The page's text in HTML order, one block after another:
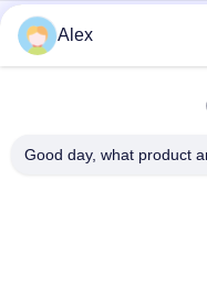
গাম পেপার শীট তৈরির জন্য ভালো
গ্লাস বোতল লেবেলিং এর জন্য হট
কম গন্ধ এইচএমপিএসএ হট দ্রবীভূত
Alex
Good day, what product